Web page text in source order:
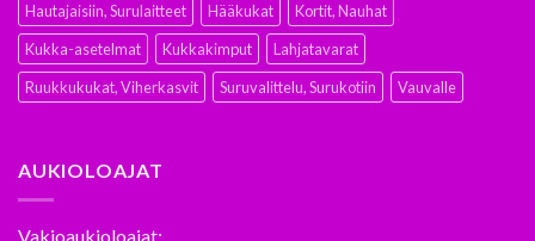
Hautajaisiin, Surulaitteet Hääkukat
Kortit, Nauhat
Kukka-asetelmat
Kukkakimput
Lahjatavarat
Ruukkukukat, Viherkasvit
Suruvalittelu, Surukotiin Vauvalle
AUKIOLOAJAT
Vakioaukioloajat: